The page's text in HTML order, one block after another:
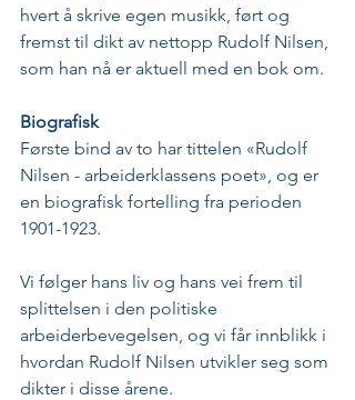
hvert å skrive egen musikk, ført og
fremst til dikt av nettopp Rudolf Nilsen,
som han nå er aktuell med en bok om.
Biografisk
Første bind av to har tittelen «Rudolf
Nilsen - arbeiderklassens poet», og er
en biografisk fortelling fra perioden
1901-1923.
Vi følger hans liv og hans vei frem til
splittelsen i den politiske
arbeiderbevegelsen, og vi får innblikk i
hvordan Rudolf Nilsen utvikler seg som
dikter i disse årene.